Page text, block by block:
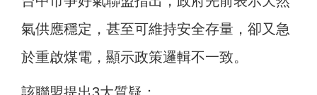
氣供應穩定，甚至可維持安全存量，卻又急
於重啟煤電，顯示政策邏輯不一致。